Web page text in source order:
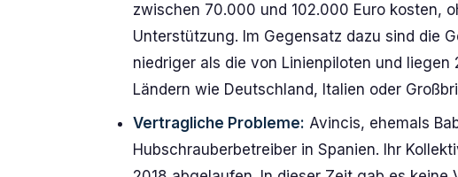
zwischen 70.000 und 102.000 Euro kosten,
Unterstützung. Im Gegensatz dazu sind die
niedriger als die von Linienpiloten und
Ländern wie Deutschland, Italien oder
Vertragliche Probleme: Avincis, ehemals
Hubschrauberbetreiber in Spanien. Ihr